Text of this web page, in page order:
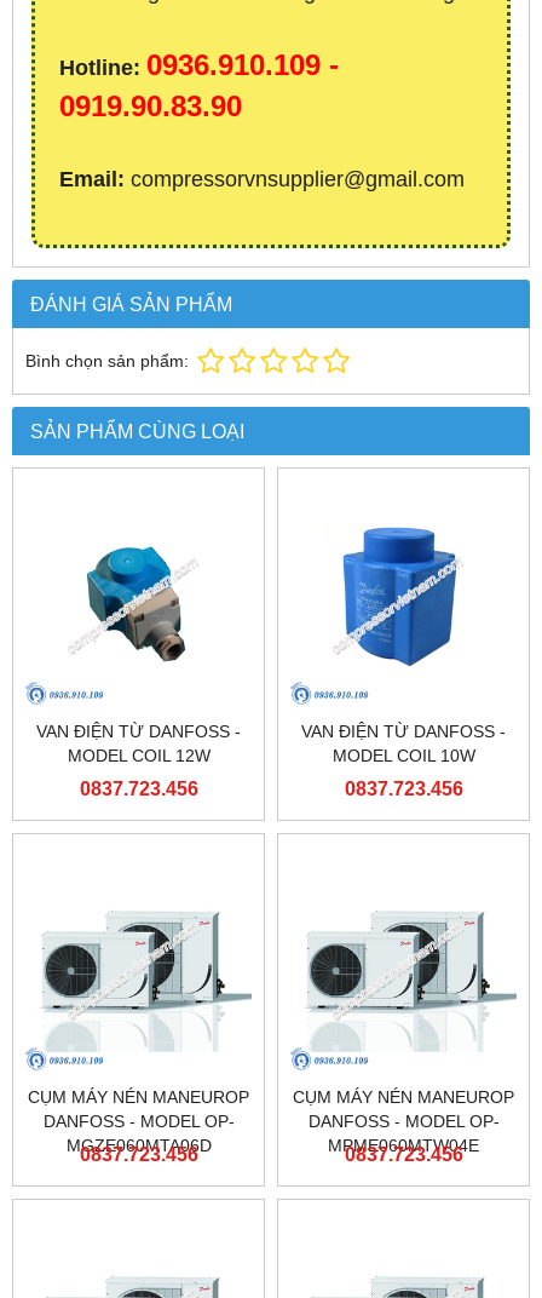
Hotline: 0936.910.109 -
0919.90.83.90
Email: compressorvnsupplier@gmail.com
ĐÁNH GIÁ SẢN PHẨM
Bình chọn sản phẩm:
SẢN PHẨM CÙNG LOẠI
VAN ĐIỆN TỪ DANFOSS -
MODEL COIL 12W
0837.723.456
VAN ĐIỆN TỪ DANFOSS -
MODEL COIL 10W
0837.723.456
CỤM MÁY NÉN MANEUROP
DANFOSS - MODEL OP-
MGZE060MTA06D
0837.723.456
CỤM MÁY NÉN MANEUROP
DANFOSS - MODEL OP-
MPME060MTW04E
0837.723.456